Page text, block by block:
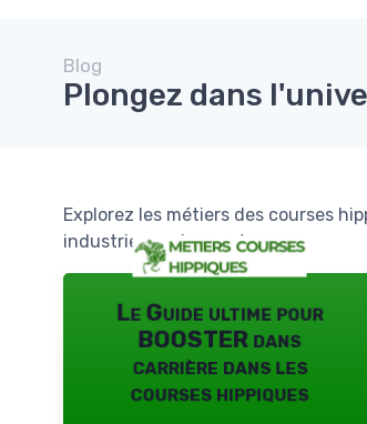
Blog
Plongez dans
Explorez les métiers des courses
industrie passionnante.
Le Guide ultime pour
BOOSTER dans
carrière dans les
courses hippiques